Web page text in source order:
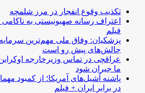
تکذیب وقوع انفجار در مرز شلمچه
اعتراف رسانه صهیونیستی به ناکامی
فیلم
پزشکیان: وفاق ملی مهم‌ترین سرمایه
چالش‌های پیش رو است
عراقچی در تماس وزیرخارجه
ما جبران شود
پاشنه آشیل‌های آمریکا؛ از کمبود
در برابر ایران + فیلم